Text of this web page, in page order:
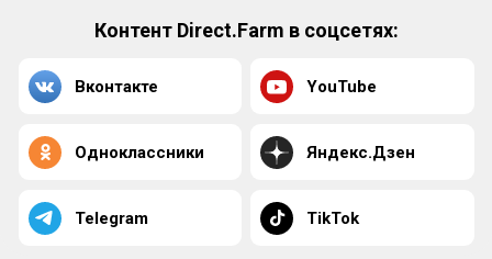
Контент Direct.Farm в соцсетях:
Вконтакте YouTube
Одноклассники Яндекс.Дзен
Telegram TikTok